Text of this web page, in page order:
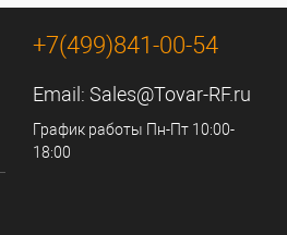
+7(499)841-00-54
Email: Sales@Tovar-RF.ru
График работы Пн-Пт 10:00-
18:00